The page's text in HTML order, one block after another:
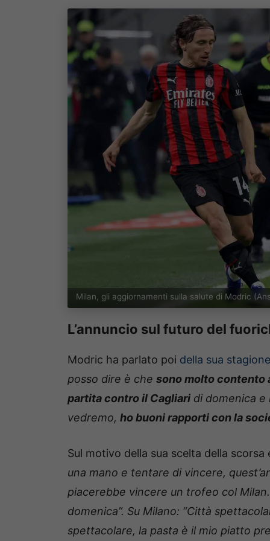
Milan, gli aggiornamenti sulla salute di Modric
L’annuncio sul futuro del
Modric ha parlato poi della sua stagione
posso dire è che sono molto contento
partita contro il Cagliari di domenica e
vedremo, ho buoni rapporti con la
Sul motivo della sua scelta della scorsa
una mano e tentare di vincere,
piacerebbe vincere un trofeo col
domenica”. Su Milano: “Città
spettacolare, la pasta è il mio piatto